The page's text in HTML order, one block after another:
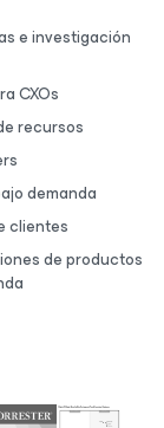
e investigación
CXOs
recursos
demanda
clientes
de productos